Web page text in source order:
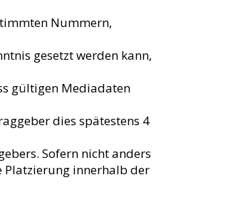
Nummern,
gesetzt werden kann,
gültigen Mediadaten
dies spätestens 4
Sofern nicht anders
Platzierung innerhalb der